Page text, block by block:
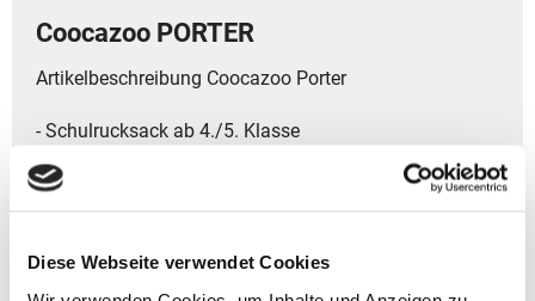
Diese Webseite verwendet Cookies
Coocazoo PORTER
Artikelbeschreibung Coocazoo Porter
- Schulrucksack ab 4./5. Klasse
- Gewicht: 1350 g
> Top-Features auf einen Blick:
- Höhenanpassbare Schulterträger nach EASY-GROW-